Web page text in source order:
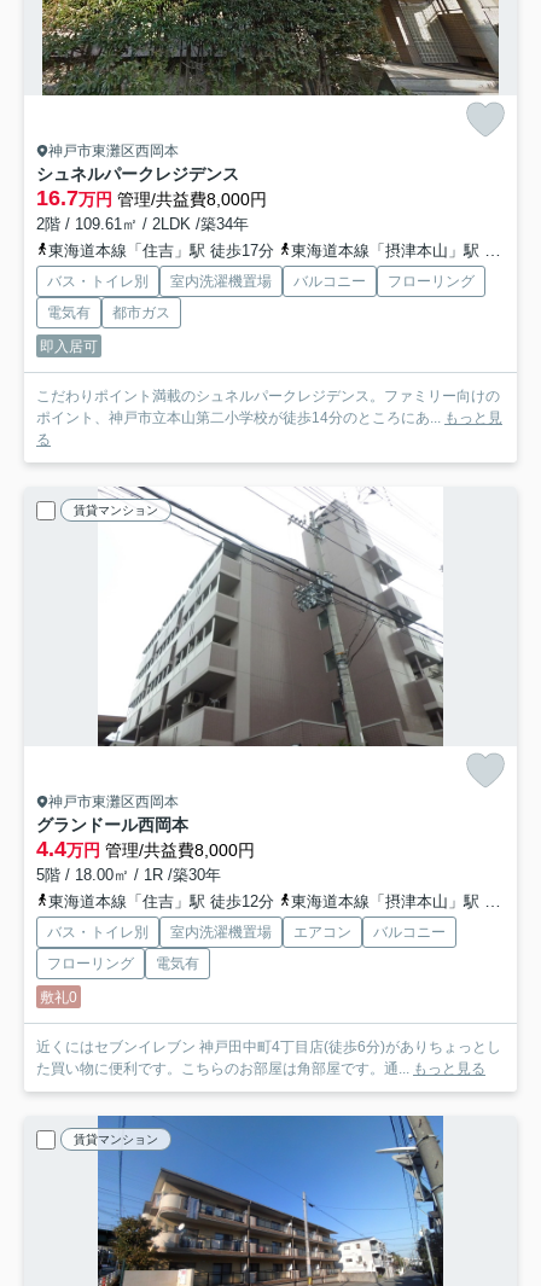
神戸市東灘区西岡本
シュネルパークレジデンス
16.7万円 管理/共益費8,000円
2階 / 109.61㎡ / 2LDK /築34年
東海道本線「住吉」駅 徒歩17分
東海道本線「摂津本山」駅 徒歩23分
バス・トイレ別 室内洗濯機置場 バルコニー
フローリング
電気有
都市ガス
即入居可
こだわりポイント満載のシュネルパークレジデンス。ファミリー向けの
ポイント、神戸市立本山第二小学校が徒歩14分のところにあ...
もっと見
る
賃貸マンション
神戸市東灘区西岡本
グランドール西岡本
4.4万円 管理/共益費8,000円
5階 / 18.00㎡ / 1R /築30年
東海道本線「住吉」駅 徒歩12分
東海道本線「摂津本山」駅 徒歩14分
バス・トイレ別 室内洗濯機置場 エアコン
バルコニー
フローリング
電気有
敷礼0
近くにはセブンイレブン 神戸田中町4丁目店(徒歩6分)がありちょっとし
た買い物に便利です。こちらのお部屋は角部屋です。通...
もっと見る
賃貸マンション